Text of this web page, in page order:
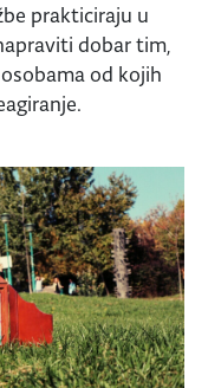
prakticiraju u
dobar tim,
od kojih